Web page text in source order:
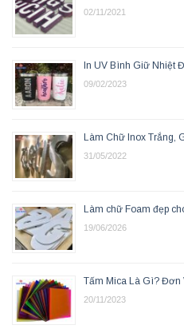
02/11/2021
In UV Bình Giữ Nhiệt
09/02/2023
Làm Chữ Inox Trắng,
31/05/2022
Làm chữ Foam đẹp
19/06/2026
Tấm Mica Là Gì? Đơn
20/11/2023